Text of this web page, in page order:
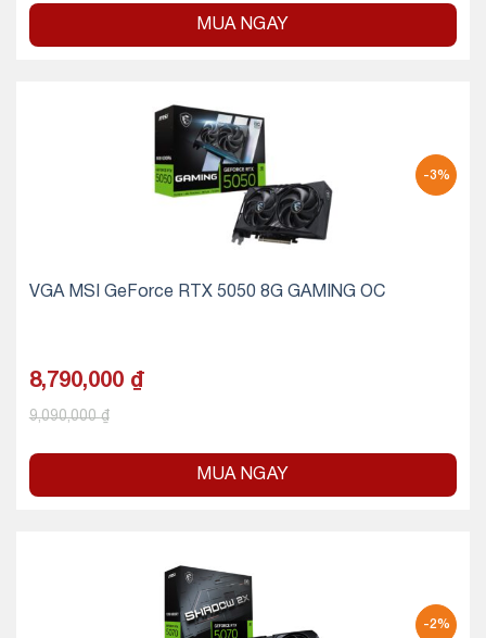
MUA NGAY
-3%
VGA MSI GeForce RTX 5050 8G GAMING OC
8,790,000 ₫
9,090,000₫
MUA NGAY
-2%